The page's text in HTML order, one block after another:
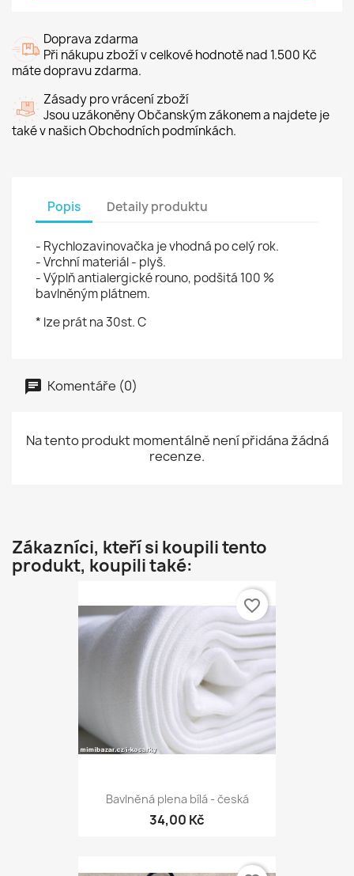
Doprava zdarma
Při nákupu zboží v celkové hodnotě nad 1.500 Kč
máte dopravu zdarma.
Zásady pro vrácení zboží
Jsou uzákoněny Občanským zákonem a najdete je
také v našich Obchodních podmínkách.
Popis Detaily produktu
- Rychlozavinovačka je vhodná po celý rok.
- Vrchní materiál - plyš.
- Výplň antialergické rouno, podšitá 100 %
bavlněným plátnem.
* lze prát na 30st. C
Komentáře (0)
Na tento produkt momentálně není přidána žádná
recenze.
Zákazníci, kteří si koupili tento
produkt, koupili také:
Bavlněná plena bílá - česká
34,00 Kč
favorite_border